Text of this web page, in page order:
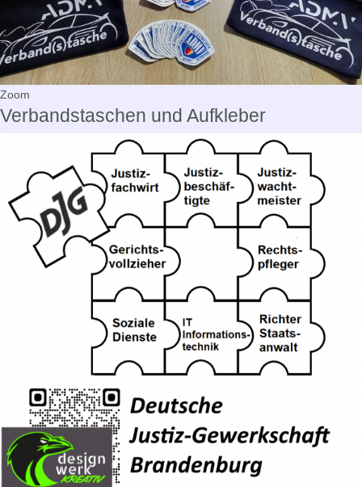
Zoom
Verbandstaschen und Aufkleber